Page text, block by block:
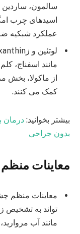
سالمون، ساردین
عملکرد شبکیه
مانند اسفناج،
از ماکولا،
کمک می کنند.
بیشتر بخوانید:
بدون جراحی
معاینات
معاینات
تواند به تشخیص
مانند آب